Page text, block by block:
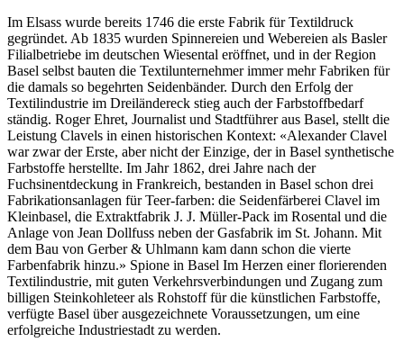
Im Elsass wurde bereits 1746 die erste Fabrik für Textildruck
gegründet. Ab 1835 wurden Spinnereien und Webereien als Basler
Filialbetriebe im deutschen Wiesental eröffnet, und in der Region
Basel selbst bauten die Textilunternehmer immer mehr Fabriken für
die damals so begehrten Seidenbänder. Durch den Erfolg der
Textilindustrie im Dreiländereck stieg auch der Farbstoffbedarf
ständig. Roger Ehret, Journalist und Stadtführer aus Basel, stellt die
Leistung Clavels in einen historischen Kontext: «Alexander Clavel
war zwar der Erste, aber nicht der Einzige, der in Basel synthetische
Farbstoffe herstellte. Im Jahr 1862, drei Jahre nach der
Fuchsinentdeckung in Frankreich, bestanden in Basel schon drei
Fabrikationsanlagen für Teer-farben: die Seidenfärberei Clavel im
Kleinbasel, die Extraktfabrik J. J. Müller-Pack im Rosental und die
Anlage von Jean Dollfuss neben der Gasfabrik im St. Johann. Mit
dem Bau von Gerber & Uhlmann kam dann schon die vierte
Farbenfabrik hinzu.» Spione in Basel Im Herzen einer florierenden
Textilindustrie, mit guten Verkehrsverbindungen und Zugang zum
billigen Steinkohleteer als Rohstoff für die künstlichen Farbstoffe,
verfügte Basel über ausgezeichnete Voraussetzungen, um eine
erfolgreiche Industriestadt zu werden.